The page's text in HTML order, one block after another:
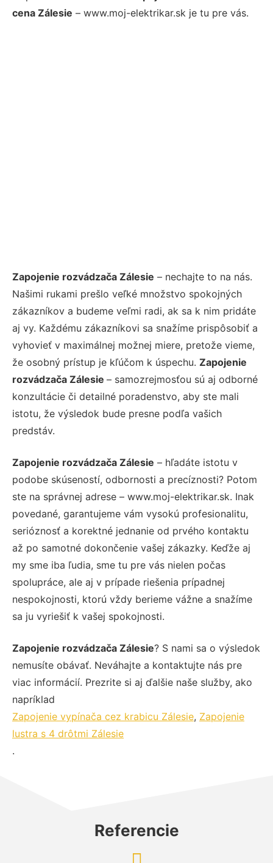
cena Zálesie – www.moj-elektrikar.sk je tu pre vás.
Zapojenie rozvádzača Zálesie – nechajte to na nás.
Našimi rukami prešlo veľké množstvo spokojných
zákazníkov a budeme veľmi radi, ak sa k nim pridáte
aj vy. Každému zákazníkovi sa snažíme prispôsobiť a
vyhovieť v maximálnej možnej miere, pretože vieme,
že osobný prístup je kľúčom k úspechu. Zapojenie
rozvádzača Zálesie – samozrejmosťou sú aj odborné
konzultácie či detailné poradenstvo, aby ste mali
istotu, že výsledok bude presne podľa vašich
predstáv.
Zapojenie rozvádzača Zálesie – hľadáte istotu v
podobe skúseností, odbornosti a precíznosti? Potom
ste na správnej adrese – www.moj-elektrikar.sk. Inak
povedané, garantujeme vám vysokú profesionalitu,
serióznosť a korektné jednanie od prvého kontaktu
až po samotné dokončenie vašej zákazky. Keďže aj
my sme iba ľudia, sme tu pre vás nielen počas
spolupráce, ale aj v prípade riešenia prípadnej
nespokojnosti, ktorú vždy berieme vážne a snažíme
sa ju vyriešiť k vašej spokojnosti.
Zapojenie rozvádzača Zálesie? S nami sa o výsledok
nemusíte obávať. Neváhajte a kontaktujte nás pre
viac informácií. Prezrite si aj ďalšie naše služby, ako
napríklad
Zapojenie vypínača cez krabicu Zálesie, Zapojenie
lustra s 4 drôtmi Zálesie
.
Referencie